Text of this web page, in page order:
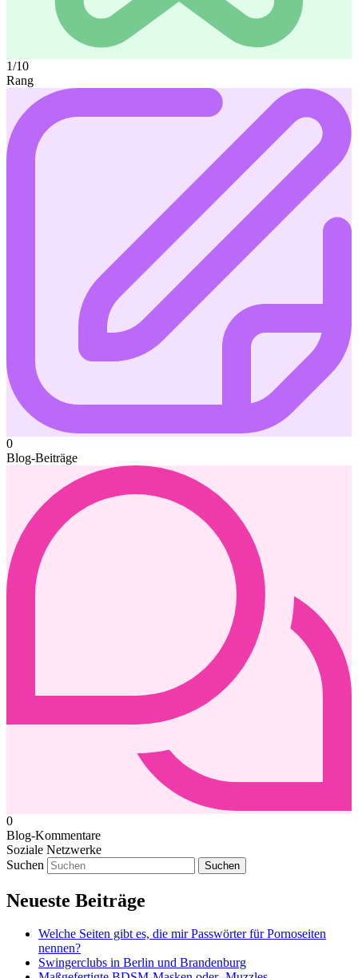
1/10
Rang
0
Blog-Beiträge
0
Blog-Kommentare
Soziale Netzwerke
Suchen
Neueste Beiträge
Welche Seiten gibt es, die mir Passwörter für Pornoseiten
nennen?
Swingerclubs in Berlin und Brandenburg